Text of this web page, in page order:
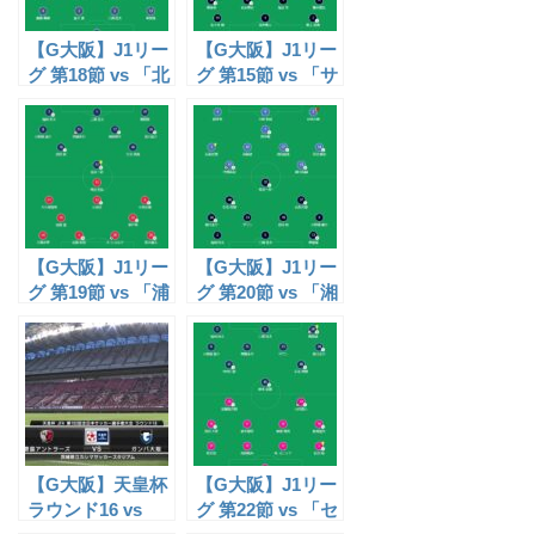
【G大阪】J1リー
グ 第18節 vs 「北
札幌（J1）」試
合レポ
【22/06/26】
【G大阪】J1リー
グ 第15節 vs 「サ
（J1）」試合レ
ポ【22/06/29】
【G大阪】J1リー
グ 第19節 vs 「浦
（J1）」試合レ
ポ【22/07/02】
【G大阪】J1リー
グ 第20節 vs 「湘
（J1）」試合レ
ポ【22/07/06】
【G大阪】天皇杯
ラウンド16 vs
【G大阪】J1リー
グ 第22節 vs 「セ